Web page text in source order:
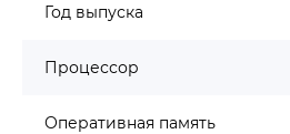
Год выпуска
Процессор
Оперативная память